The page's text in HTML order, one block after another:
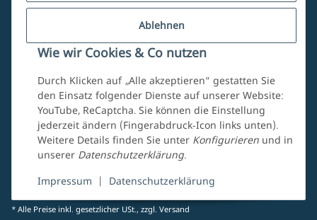
Ablehnen
Wie wir Cookies & Co nutzen
Durch Klicken auf „Alle akzeptieren“ gestatten Sie
den Einsatz folgender Dienste auf unserer Website:
YouTube, ReCaptcha. Sie können die Einstellung
jederzeit ändern (Fingerabdruck-Icon links unten).
Weitere Details finden Sie unter Konfigurieren und in
unserer Datenschutzerklärung.
Impressum
| Datenschutzerklärung
Vertrag widerrufen
* Alle Preise inkl. gesetzlicher USt., zzgl. Versand